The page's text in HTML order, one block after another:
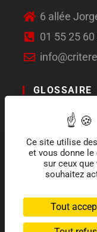
6 allée
01 55 25 60
GLOSSAIRE
LE BLOG
SOCIAL
NOS LABELS
Ce site utilise
et vous donne
sur ceux que
souhaitez
Tout